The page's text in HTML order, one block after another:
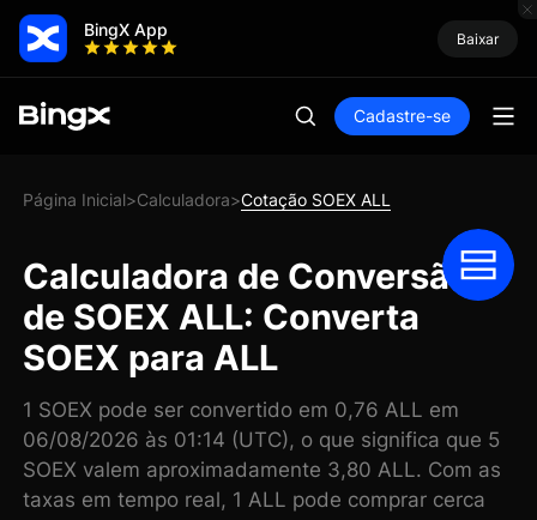
BingX App Baixar
Cadastre-se
Página Inicial>Calculadora>Cotação SOEX ALL
Calculadora de Conversão
de SOEX ALL: Converta
SOEX para ALL
1 SOEX pode ser convertido em 0,76 ALL em
06/08/2026 às 01:14 (UTC), o que significa que 5
SOEX valem aproximadamente 3,80 ALL. Com as
taxas em tempo real, 1 ALL pode comprar cerca